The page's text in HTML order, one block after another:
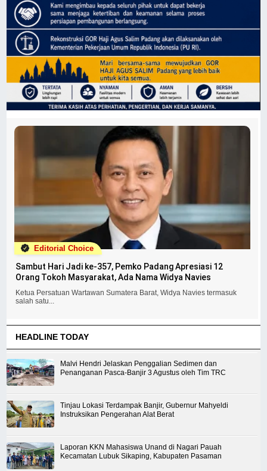
Editorial Choice
Sambut Hari Jadi ke-357, Pemko Padang Apresiasi 12
Orang Tokoh Masyarakat, Ada Nama Widya Navies
Ketua Persatuan Wartawan Sumatera Barat, Widya Navies termasuk
salah satu...
HEADLINE TODAY
Malvi Hendri Jelaskan Penggalian Sedimen dan
Penanganan Pasca-Banjir 3 Agustus oleh Tim TRC
Tinjau Lokasi Terdampak Banjir, Gubernur Mahyeldi
Instruksikan Pengerahan Alat Berat
Laporan KKN Mahasiswa Unand di Nagari Pauah
Kecamatan Lubuk Sikaping, Kabupaten Pasaman